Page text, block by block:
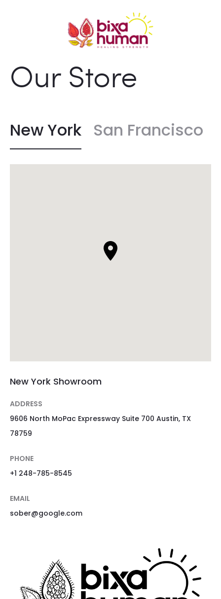
Our Store
New York San Francisco
New York Showroom
ADDRESS
9606 North MoPac Expressway Suite 700 Austin, TX
78759
PHONE
+1 248-785-8545
EMAIL
sober@google.com